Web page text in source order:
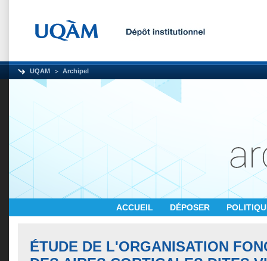
UQAM Archipel
ACCUEIL DÉPOSER
ÉTUDE DE L'ORGANISATION